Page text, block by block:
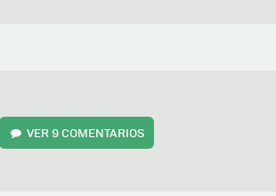
VER 9 COMENTARIOS